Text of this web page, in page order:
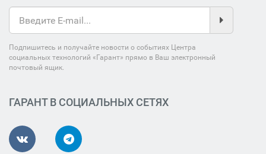
Подпишитесь и получайте новости о событиях Центра
социальных технологий «Гарант» прямо в Ваш электронный
почтовый ящик.
ГАРАНТ В СОЦИАЛЬНЫХ СЕТЯХ